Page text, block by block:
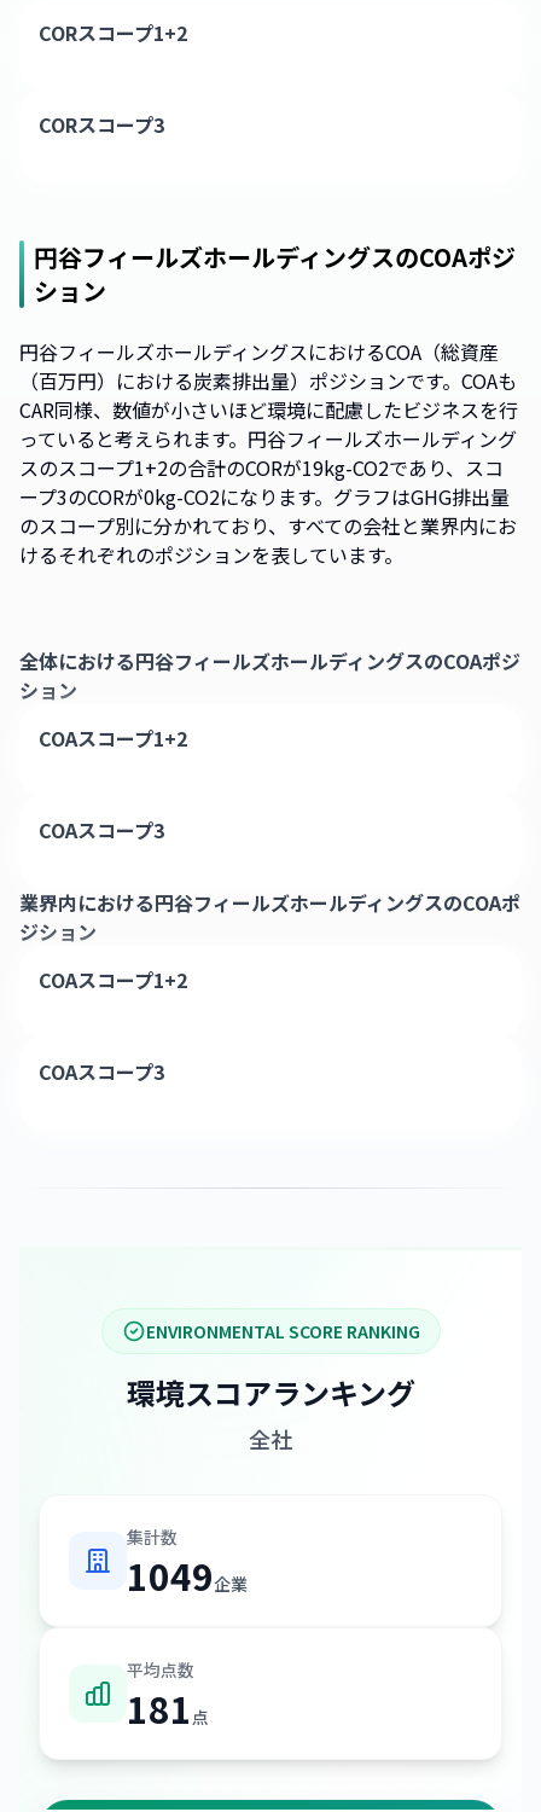
CORスコープ1+2
CORスコープ3
円谷フィールズホールディングスのCOAポジ
ション
円谷フィールズホールディングスにおけるCOA（総資産
（百万円）における炭素排出量）ポジションです。COAも
CAR同様、数値が小さいほど環境に配慮したビジネスを行
っていると考えられます。円谷フィールズホールディング
スのスコープ1+2の合計のCORが19kg-CO2であり、スコ
ープ3のCORが0kg-CO2になります。グラフはGHG排出量
のスコープ別に分かれており、すべての会社と業界内にお
けるそれぞれのポジションを表しています。
全体における円谷フィールズホールディングスのCOAポジ
ション
COAスコープ1+2
COAスコープ3
業界内における円谷フィールズホールディングスのCOAポ
ジション
COAスコープ1+2
COAスコープ3
ENVIRONMENTAL SCORE RANKING
環境スコアランキング
全社
集計数
1049企業
平均点数
181 点